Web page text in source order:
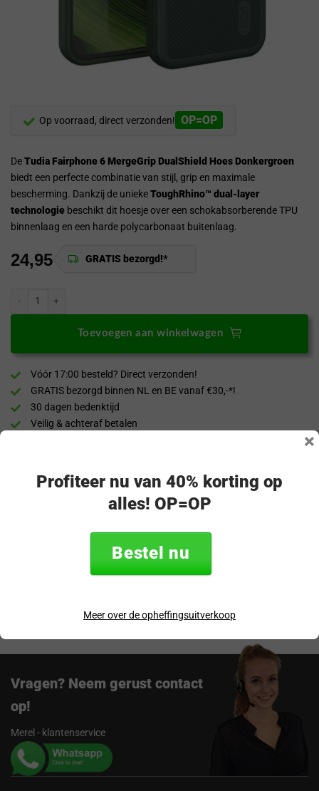
Op voorraad, direct verzonden! OP=OP
DeTudia Fairphone 6 MergeGrip DualShield Hoes Donkergroen
biedt een perfecte combinatie van stijl, grip en maximale
bescherming. Dankzij de uniekeToughRhino™ dual-layer
technologie beschikt dit hoesje over een schokabsorberende TPU
binnenlaag en een harde polycarbonaat buitenlaag.
GRATIS bezorgd!*
24,95
Toevoegen aan winkelwagen
Vóór 17:00 besteld? Direct verzonden!
GRATIS bezorgd binnen NL en BE vanaf €30,-*!
30 dagen bedenktijd
Veilig & achteraf betalen
Verzending & retourneren
Vragen? Neem gerust contact
op!
Merel - klantenservice
Profiteer nu van 40% korting op
alles! OP=OP
Bestel nu
Meer over de opheffingsuitverkoop
×